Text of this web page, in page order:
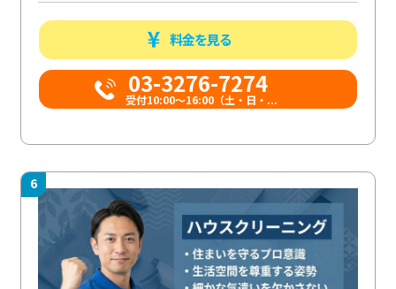
料金を見る
03-3276-7274
受付10:00〜16:00（土・日・...
6